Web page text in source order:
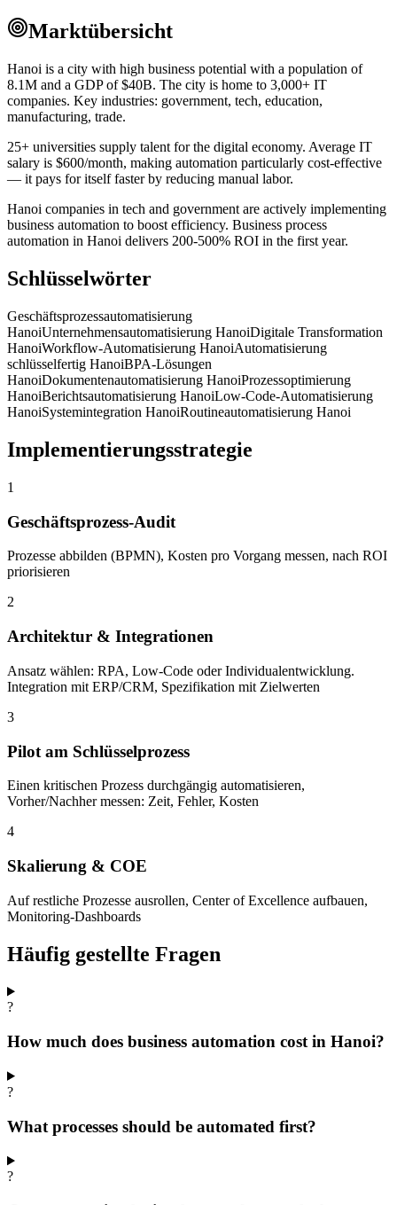
Marktübersicht
Hanoi is a city with high business potential with a population of
8.1M and a GDP of $40B. The city is home to 3,000+ IT
companies. Key industries: government, tech, education,
manufacturing, trade.
25+ universities supply talent for the digital economy. Average IT
salary is $600/month, making automation particularly cost-effective
— it pays for itself faster by reducing manual labor.
Hanoi companies in tech and government are actively implementing
business automation to boost efficiency. Business process
automation in Hanoi delivers 200-500% ROI in the first year.
Schlüsselwörter
Geschäftsprozessautomatisierung
HanoiUnternehmensautomatisierung HanoiDigitale Transformation
HanoiWorkflow-Automatisierung HanoiAutomatisierung
schlüsselfertig HanoiBPA-Lösungen
HanoiDokumentenautomatisierung HanoiProzessoptimierung
HanoiBerichtsautomatisierung HanoiLow-Code-Automatisierung
HanoiSystemintegration HanoiRoutineautomatisierung Hanoi
Implementierungsstrategie
1
Geschäftsprozess-Audit
Prozesse abbilden (BPMN), Kosten pro Vorgang messen, nach ROI
priorisieren
2
Architektur & Integrationen
Ansatz wählen: RPA, Low-Code oder Individualentwicklung.
Integration mit ERP/CRM, Spezifikation mit Zielwerten
3
Pilot am Schlüsselprozess
Einen kritischen Prozess durchgängig automatisieren,
Vorher/Nachher messen: Zeit, Fehler, Kosten
4
Skalierung & COE
Auf restliche Prozesse ausrollen, Center of Excellence aufbauen,
Monitoring-Dashboards
Häufig gestellte Fragen
?
How much does business automation cost in Hanoi?
?
What processes should be automated first?
?